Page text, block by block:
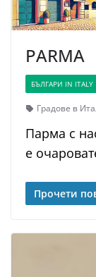
PARMA
БЪЛГАРИ IN ITALY
Градове в
Парма с
е
Прочети